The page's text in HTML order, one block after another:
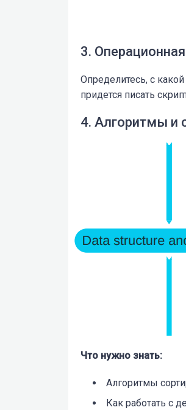
3.
Определитесь, с
придется писать
4. Алгоритмы и
Что нужно знать:
Алгоритмы
Как работать с